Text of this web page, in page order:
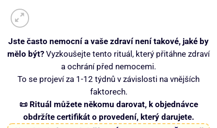
Jste často nemocní a vaše zdraví není takové, jaké by
mělo být? Vyzkoušejte tento rituál, který přitáhne zdraví
a ochrání před nemocemi.
To se projeví za 1-12 týdnů v závislosti na vnějších
faktorech.
📜 Rituál můžete někomu darovat, k objednávce
obdržíte certifikát o provedení, který darujete.